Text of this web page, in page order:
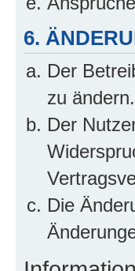
6.
Der
zu
Der
Die